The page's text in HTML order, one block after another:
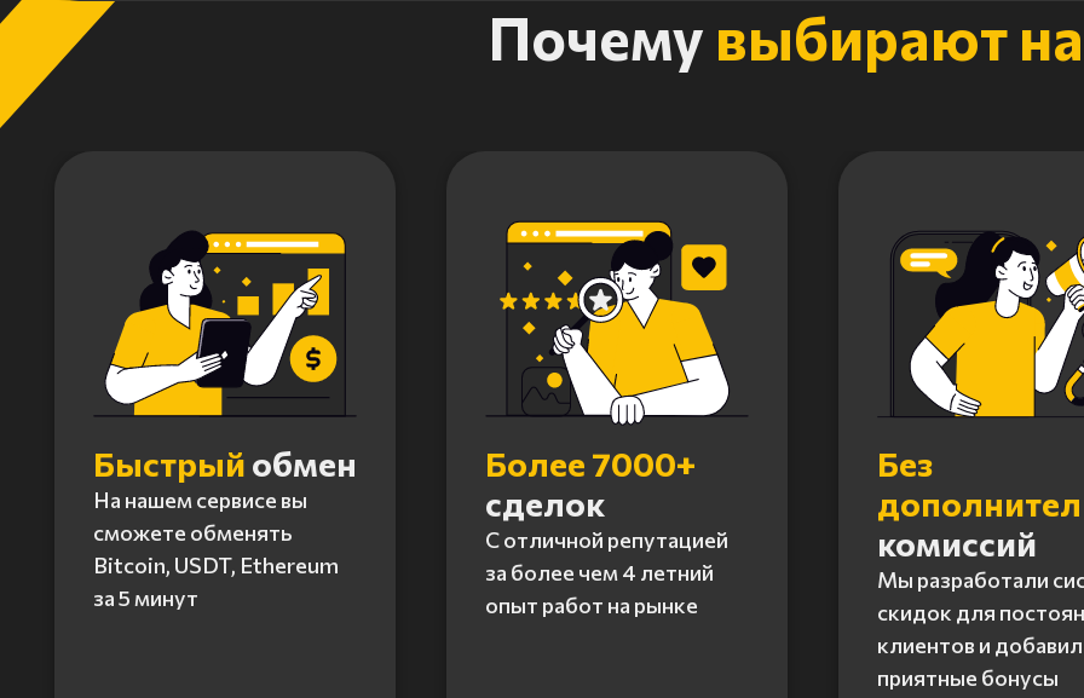
3
Почему выбирают
Быстрый обмен
На нашем сервисе вы
сможете обменять
Bitcoin, USDT, Ethereum
за 5 минут
Более 7000+
сделок
С отличной репутацией
за более чем 4 летний
опыт работ на рынке
Без
комиссий
Мы разработали
скидок для
клиентов и
приятные бонусы